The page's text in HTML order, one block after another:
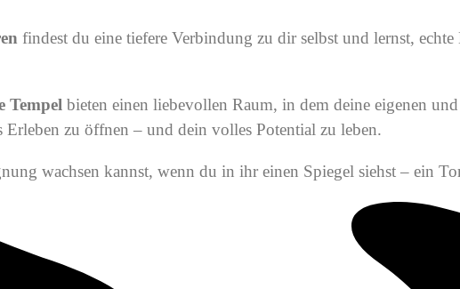
findest du eine tiefere Verbindung zu dir selbst und lernst,
Tempel bieten einen liebevollen Raum, in dem deine eigenen
zu öffnen – und dein volles Potential zu leben.
wachsen kannst, wenn du in ihr einen Spiegel siehst – ein